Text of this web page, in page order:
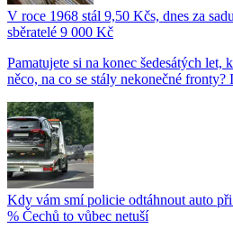
V roce 1968 stál 9,50 Kčs, dnes za
sběratelé 9 000 Kč
Pamatujete si na konec šedesátých
něco, na co se stály nekonečné fronty?
Kdy vám smí policie odtáhnout auto
% Čechů to vůbec netuší